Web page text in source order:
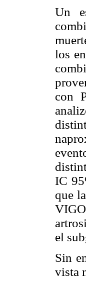
Un
los
con
IC
que
el
Sin
vista